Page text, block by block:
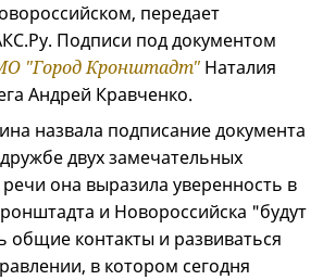
передает
Подписи под документом
"Город Кронштадт" Наталия
Андрей Кравченко.
назвала подписание документа
двух замечательных
она выразила уверенность в
и Новороссийска "будут
общие контакты и развиваться
в котором сегодня